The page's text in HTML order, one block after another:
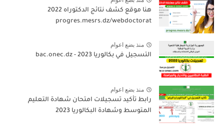
هنا موقع كشف نتائج الدكتوراه 2022
progres.mesrs.dz/webdoctorat
منذ بضع اعوام
التسجيل في بكالوريا 2023 - bac.onec.dz
منذ بضع اعوام
رابط تأكيد تسجيلات امتحان شهادة التعليم
المتوسط وشهادة البكالوريا 2023